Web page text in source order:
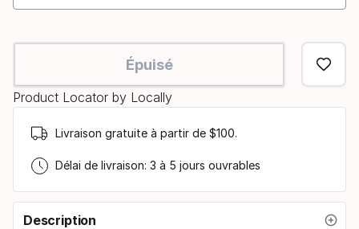
de
Épuisé
Product Locator by Locally
Livraison gratuite à partir de $100.
Délai de livraison: 3 à 5 jours ouvrables
Description